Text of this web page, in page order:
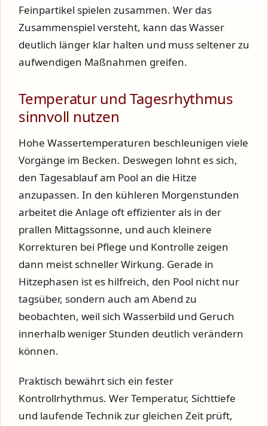
Feinpartikel spielen zusammen. Wer das
Zusammenspiel versteht, kann das Wasser
deutlich länger klar halten und muss seltener zu
aufwendigen Maßnahmen greifen.
Temperatur und Tagesrhythmus
sinnvoll nutzen
Hohe Wassertemperaturen beschleunigen viele
Vorgänge im Becken. Deswegen lohnt es sich,
den Tagesablauf am Pool an die Hitze
anzupassen. In den kühleren Morgenstunden
arbeitet die Anlage oft effizienter als in der
prallen Mittagssonne, und auch kleinere
Korrekturen bei Pflege und Kontrolle zeigen
dann meist schneller Wirkung. Gerade in
Hitzephasen ist es hilfreich, den Pool nicht nur
tagsüber, sondern auch am Abend zu
beobachten, weil sich Wasserbild und Geruch
innerhalb weniger Stunden deutlich verändern
können.
Praktisch bewährt sich ein fester
Kontrollrhythmus. Wer Temperatur, Sichttiefe
und laufende Technik zur gleichen Zeit prüft,